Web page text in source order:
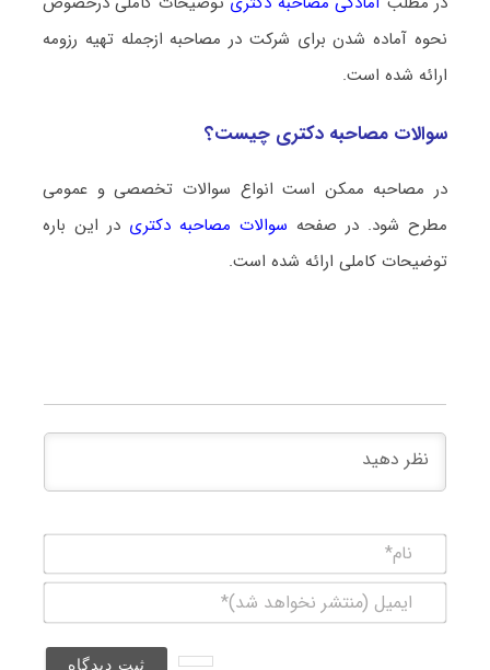
نحوه آماده شدن برای شرکت در مصاحبه ازجمله تهیه رزومه
ارائه شده است.
سوالات مصاحبه دکتری چیست؟
در مصاحبه ممکن است انواع سوالات تخصصی و عمومی
مطرح شود. در صفحه سوالات مصاحبه دکتری در این باره
توضیحات کاملی ارائه شده است.
(منتشر